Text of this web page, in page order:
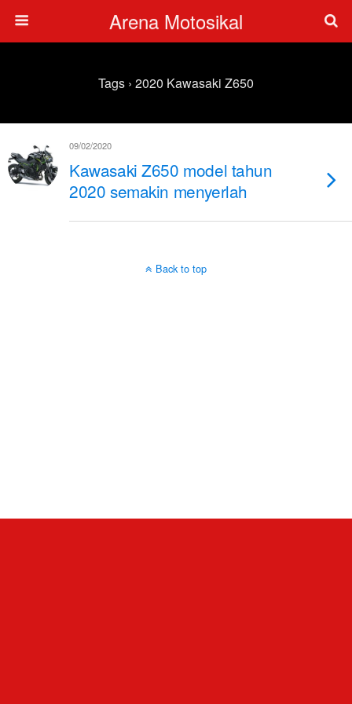
Arena Motosikal
Tags › 2020 Kawasaki Z650
09/02/2020
Kawasaki Z650 model tahun
2020 semakin menyerlah
Back to top